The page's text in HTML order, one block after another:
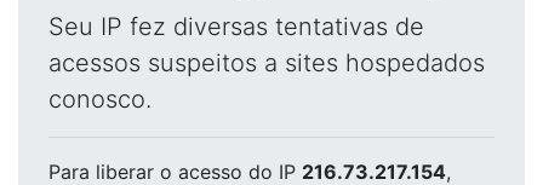
Seu IP fez diversas tentativas de
acessos suspeitos a sites hospedados
conosco.
Para liberar o acesso do IP 216.73.217.154,